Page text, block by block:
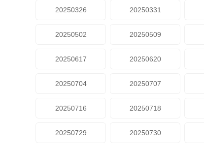
20250326 20250331
20250502 20250509
20250617 20250620
20250704 20250707
20250716 20250718
20250729 20250730